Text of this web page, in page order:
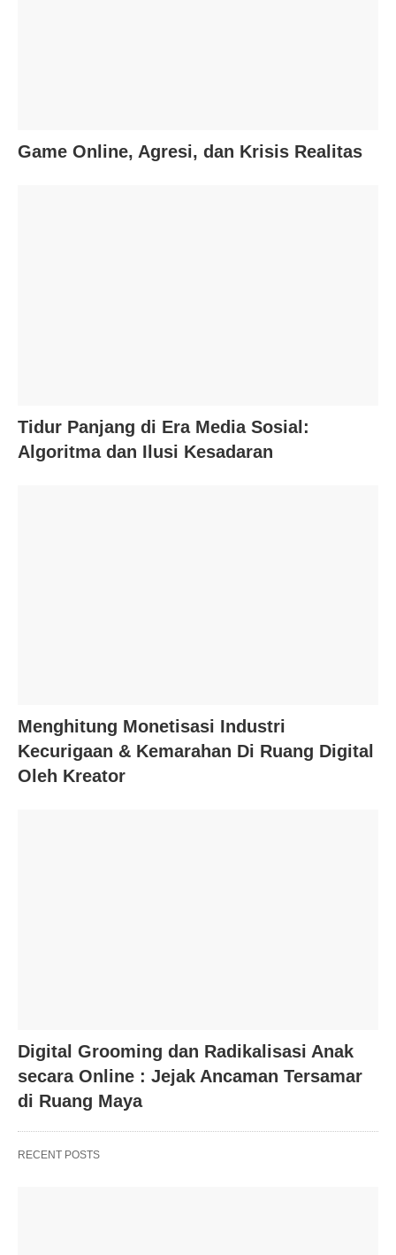
Game Online, Agresi, dan Krisis Realitas
Tidur Panjang di Era Media Sosial:
Algoritma dan Ilusi Kesadaran
Menghitung Monetisasi Industri
Kecurigaan & Kemarahan Di Ruang Digital
Oleh Kreator
Digital Grooming dan Radikalisasi Anak
secara Online : Jejak Ancaman Tersamar
di Ruang Maya
RECENT POSTS